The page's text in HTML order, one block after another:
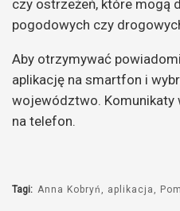
czy ostrzeżeń, które mogą
pogodowych czy
Aby otrzymywać
aplikację na smartfon i
województwo. Komunikaty
na telefon.
Tagi: Anna Kobryń aplikacja